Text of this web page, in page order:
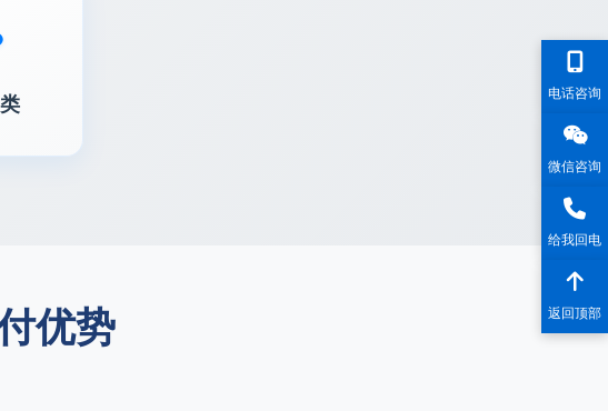
优势
电话咨询
微信咨询
给我回电
返回顶部